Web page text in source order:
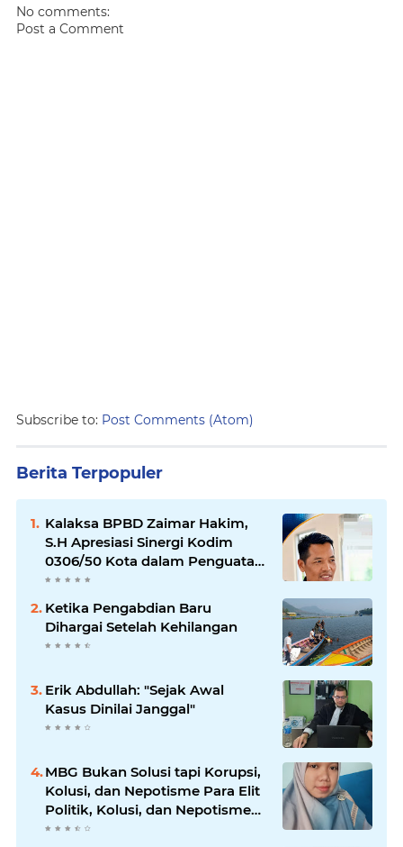
No comments:
Post a Comment
Subscribe to: Post Comments (Atom)
Berita Terpopuler
Kalaksa BPBD Zaimar Hakim,
S.H Apresiasi Sinergi Kodim
0306/50 Kota dalam Penguatan
Mitigasi dan Penanganan
Bencana
Ketika Pengabdian Baru
Dihargai Setelah Kehilangan
Erik Abdullah: "Sejak Awal
Kasus Dinilai Janggal"
MBG Bukan Solusi tapi Korupsi,
Kolusi, dan Nepotisme Para Elit
Politik, Kolusi, dan Nepotisme
Para Elit Politik